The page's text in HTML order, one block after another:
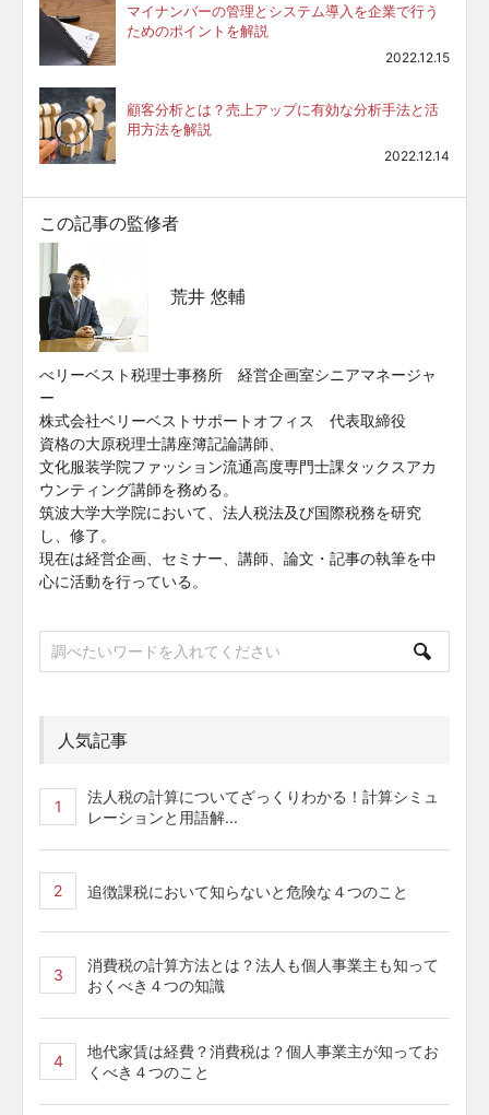
マイナンバーの管理とシステム導入を企業で行う
ためのポイントを解説
2022.12.15
顧客分析とは？売上アップに有効な分析手法と活
用方法を解説
2022.12.14
この記事の監修者
荒井 悠輔
べリーベスト税理士事務所 経営企画室シニアマネージャ
ー
株式会社ベリーベストサポートオフィス 代表取締役
資格の大原税理士講座簿記論講師、
文化服装学院ファッション流通高度専門士課タックスアカ
ウンティング講師を務める。
筑波大学大学院において、法人税法及び国際税務を研究
し、修了。
現在は経営企画、セミナー、講師、論文・記事の執筆を中
心に活動を行っている。
人気記事
1
法人税の計算についてざっくりわかる！計算シミュ
レーションと用語解...
2 追徴課税において知らないと危険な４つのこと
3
消費税の計算方法とは？法人も個人事業主も知って
おくべき４つの知識
4
地代家賃は経費？消費税は？個人事業主が知ってお
くべき４つのこと